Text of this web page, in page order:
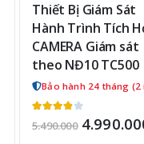
Thiết Bị Giám Sát
Hành Trình Tích
CAMERA Giám sát
theo NĐ10 TC500
Bảo hành 24 tháng (2
5.490.000